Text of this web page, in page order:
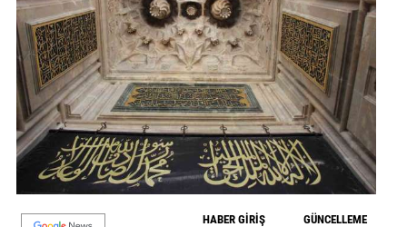
EKONOMİ
DÜNYA
MAGAZİN
GALERİ
VİDEO
HABER GİRİŞ
GÜNCELLEME